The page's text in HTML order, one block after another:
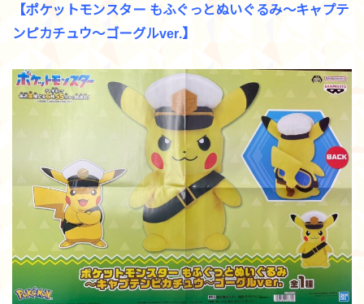
【ポケットモンスター もふぐっとぬいぐるみ～キャプテ
ンピカチュウ～ゴーグルver.】